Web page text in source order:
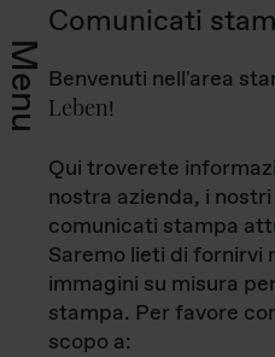
Menu
Comunicati
Benvenuti nell'area
Leben!
Qui troverete
nostra azienda, i
comunicati stampa
Saremo lieti di fornirvi
immagini su misura
stampa. Per favore
scopo a: